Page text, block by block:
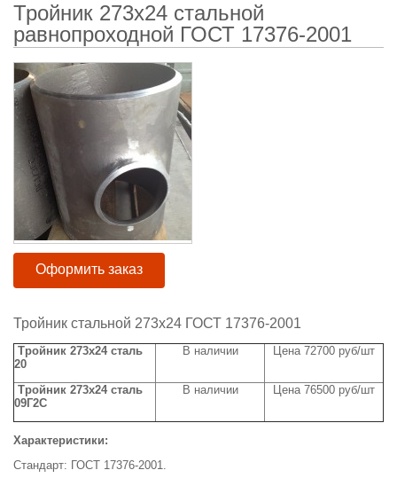
Тройник 273х24 стальной
равнопроходной ГОСТ 17376-2001
Оформить заказ
Тройник стальной 273х24 ГОСТ 17376-2001
Тройник 273х24 сталь
20
В наличии Цена 72700 руб/шт
Тройник 273х24 сталь
09Г2С
В наличии Цена 76500 руб/шт
Характеристики:
Стандарт: ГОСТ 17376-2001.